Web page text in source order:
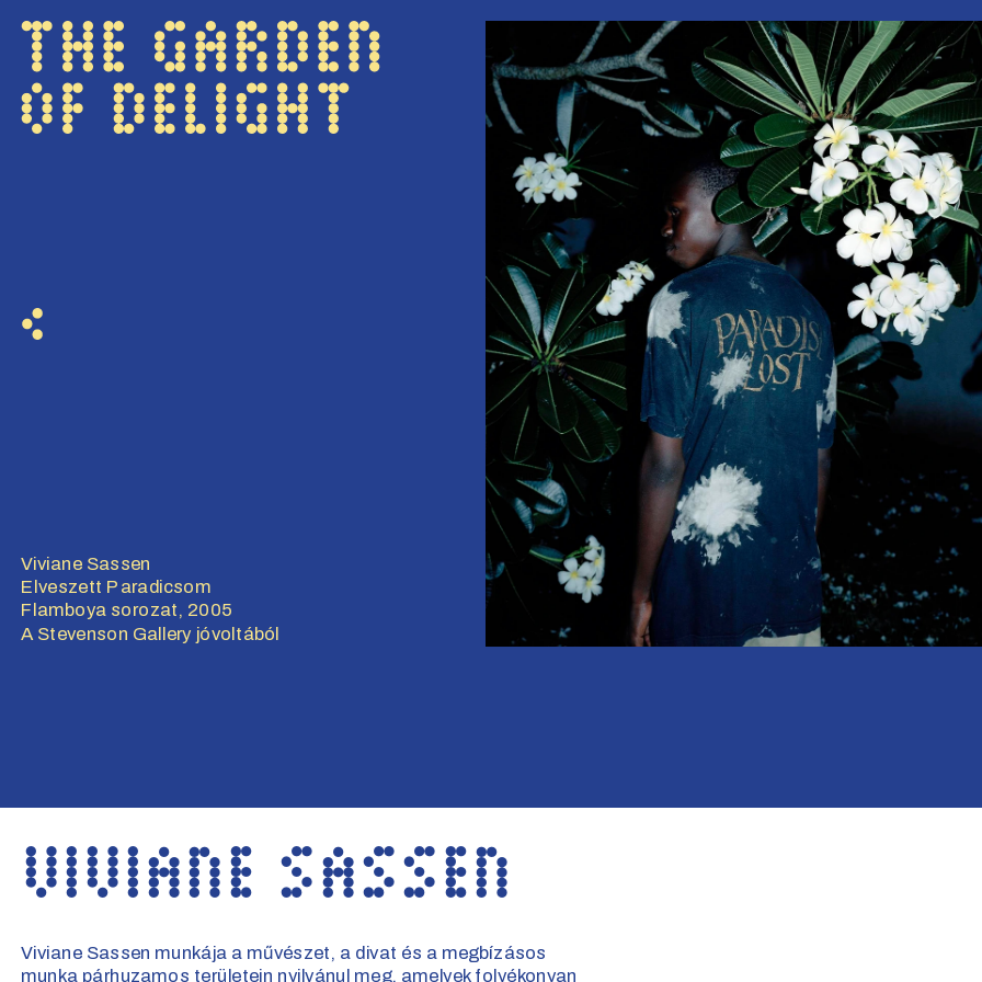
Viviane Sassen
Elveszett Paradicsom
Flamboya sorozat, 2005
A Stevenson Gallery jóvoltából
Viviane Sassen munkája a művészet, a divat és a megbízásos
munka párhuzamos területein nyilvánul meg, amelyek folyékonyan